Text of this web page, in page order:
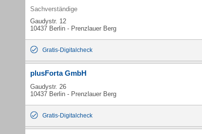
Sachverständige
Gaudystr. 12
10437 Berlin - Prenzlauer Berg
Gratis-Digitalcheck
plusForta GmbH
Gaudystr. 26
10437 Berlin - Prenzlauer Berg
Gratis-Digitalcheck